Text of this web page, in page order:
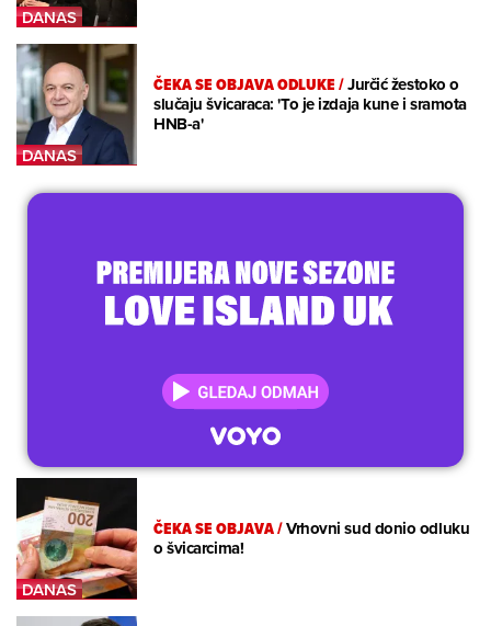
ČEKA SE OBJAVA ODLUKE/Jurčić žestoko o
slučaju švicaraca: 'To je izdaja kune i sramota
HNB-a'
ČEKA SE OBJAVA/Vrhovni sud donio odluku
o švicarcima!